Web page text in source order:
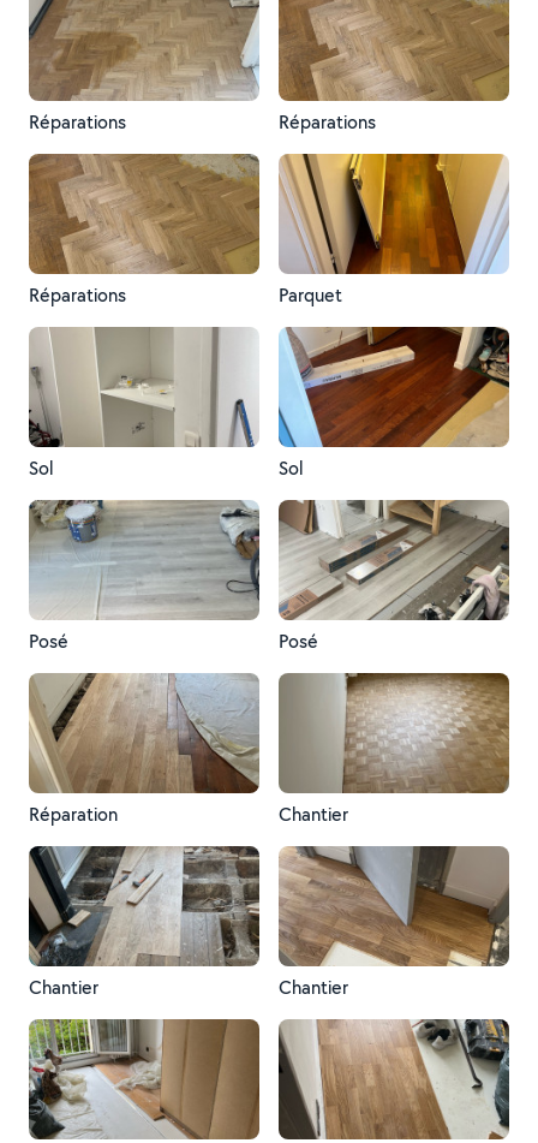
Réparations Réparations
Réparations Parquet
Sol Sol
Posé Posé
Réparation Chantier
Chantier Chantier